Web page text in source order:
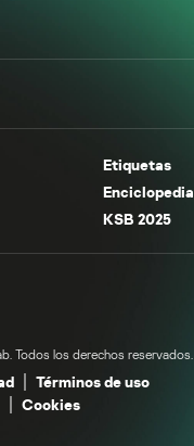
Etiquetas
Enciclopedia
KSB 2025
Todos los derechos reservados.
Términos de uso
Cookies